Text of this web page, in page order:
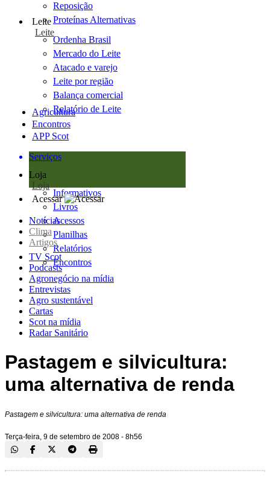
Reposição
Proteínas Alternativas
Leite
Leite
Ordenha Brasil
Mercado do Leite
Atacado e varejo
Leite por região
Balança comercial
Relatório de Leite
Agricultura
Encontros
APP Scot
Serviços
Loja
Loja
Informativos
Livros
Acessos
Planilhas
Relatórios
Encontros
Acessar
Notícias
Clima
Artigos
TV Scot
Podcasts
Agronegócio na mídia
Entrevistas
Agro sustentável
Cartas
Scot na mídia
Radar Sanitário
Pastagem e silvicultura:
uma alternativa de renda
Pastagem e silvicultura: uma alternativa de renda
Terça-feira, 9 de setembro de 2008 - 8h56